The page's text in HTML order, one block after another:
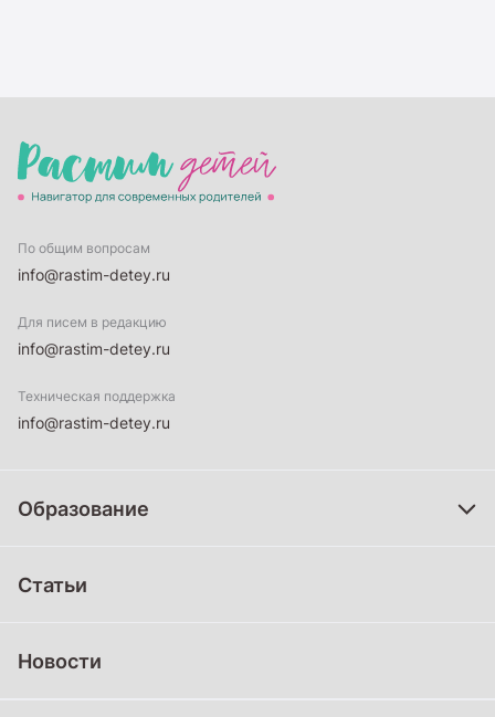
По общим вопросам
info@rastim-detey.ru
Для писем в редакцию
info@rastim-detey.ru
Техническая поддержка
info@rastim-detey.ru
Образование
Статьи
Новости